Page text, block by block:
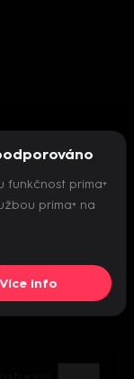
funkčnost prima+
prima+ na
Více info